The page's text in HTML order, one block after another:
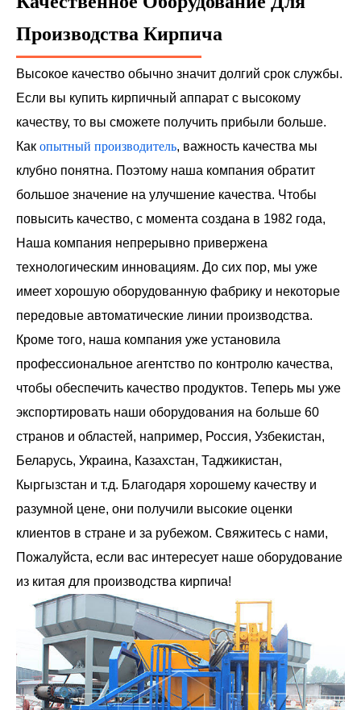
Производства Кирпича
Высокое качество обычно значит долгий срок службы.
Если вы купить кирпичный аппарат с высокому
качеству, то вы сможете получить прибыли больше.
Как опытный производитель, важность качества мы
клубно понятна. Поэтому наша компания обратит
большое значение на улучшение качества. Чтобы
повысить качество, с момента создана в 1982 года,
Наша компания непрерывно привержена
технологическим инновациям. До сих пор, мы уже
имеет хорошую оборудованную фабрику и некоторые
передовые автоматические линии производства.
Кроме того, наша компания уже установила
профессиональное агентство по контролю качества,
чтобы обеспечить качество продуктов. Теперь мы уже
экспортировать наши оборудования на больше 60
странов и областей, например, Россия, Узбекистан,
Беларусь, Украина, Казахстан, Таджикистан,
Кыргызстан и т.д. Благодаря хорошему качеству и
разумной цене, они получили высокие оценки
клиентов в стране и за рубежом. Свяжитесь с нами,
Пожалуйста, если вас интересует наше оборудование
из китая для производства кирпича!